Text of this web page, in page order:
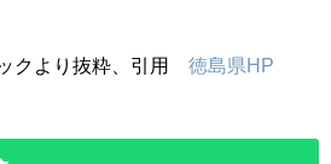
クより抜粋、引用 徳島県HP